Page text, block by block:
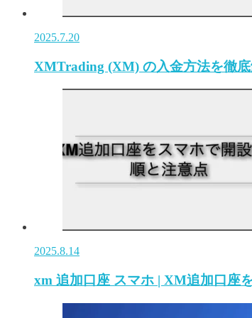
2025.7.20
XMTrading (XM) の入金方法を徹
2025.8.14
xm 追加口座 スマホ | XM追加口座